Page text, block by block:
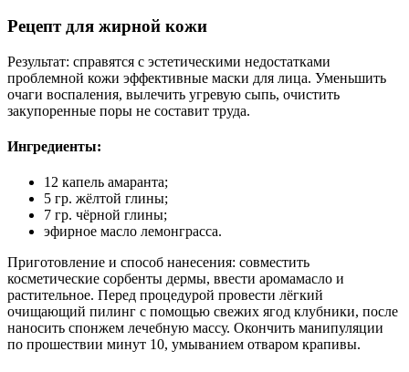
Рецепт для жирной кожи
Результат: справятся с эстетическими недостатками
проблемной кожи эффективные маски для лица. Уменьшить
очаги воспаления, вылечить угревую сыпь, очистить
закупоренные поры не составит труда.
Ингредиенты:
12 капель амаранта;
5 гр. жёлтой глины;
7 гр. чёрной глины;
эфирное масло лемонграсса.
Приготовление и способ нанесения: совместить
косметические сорбенты дермы, ввести аромамасло и
растительное. Перед процедурой провести лёгкий
очищающий пилинг с помощью свежих ягод клубники, после
наносить спонжем лечебную массу. Окончить манипуляции
по прошествии минут 10, умыванием отваром крапивы.